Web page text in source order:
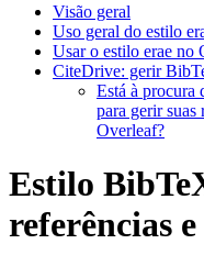
Visão geral
Uso geral do estilo
Usar o estilo erae no
CiteDrive: gerir
Está à procura
para gerir suas
Overleaf?
Estilo
referências